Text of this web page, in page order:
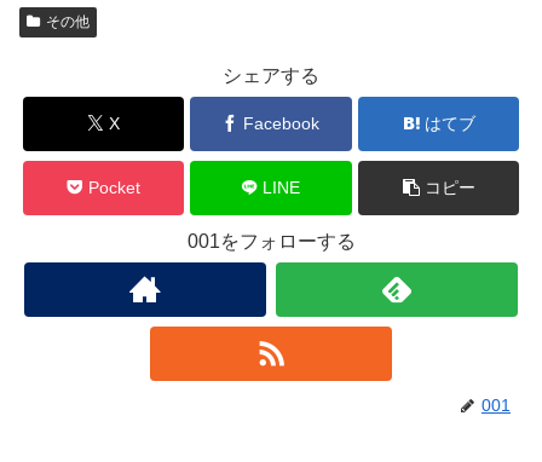
その他
シェアする
X Facebook はてブ
Pocket LINE コピー
001をフォローする
001